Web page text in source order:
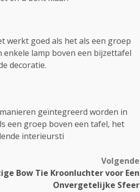
werkt goed als het als een groep
lamp boven een bijzettafel
decoratie.
geïntegreerd worden in
een groep boven een tafel, het
interieursti
Volgende
Bow Tie Kroonluchter voor Een
Onvergetelijke Sfeer